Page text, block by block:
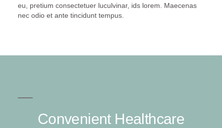
eu, pretium consectetuer luculvinar, ids lorem. Maecenas
nec odio et ante tincidunt tempus.
Convenient Healthcare